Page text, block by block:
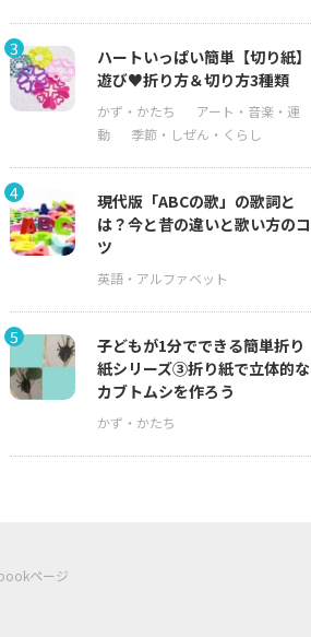
3
ハートいっぱい簡単【切り紙】
遊び♥折り方＆切り方3種類
4
現代版「ABCの歌」の歌詞と
は？今と昔の違いと歌い方のコ
ツ
5
子どもが1分でできる簡単折り
紙シリーズ③折り紙で立体的な
カブトムシを作ろう
ページ